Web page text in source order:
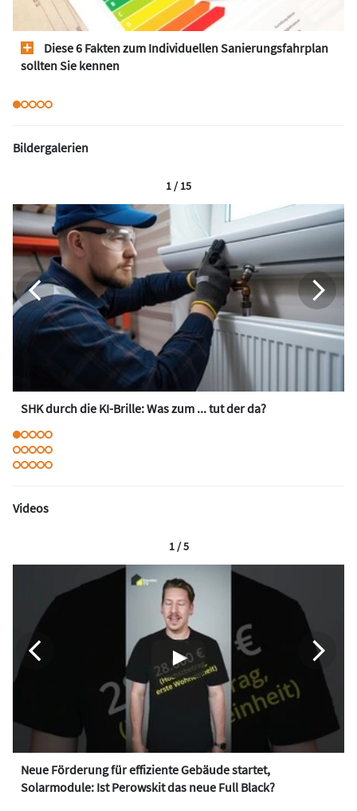
Diese 6 Fakten zum Individuellen Sanierungsfahrplan
sollten Sie kennen
Bildergalerien
SHK durch die KI-Brille: Was zum ... tut der da?
1 / 15
Videos
Neue Förderung für effiziente Gebäude startet,
Solarmodule: Ist Perowskit das neue Full Black?
1 / 5